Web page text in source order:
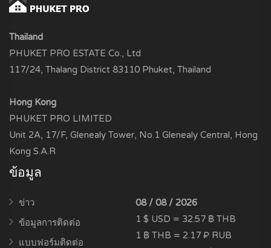
Thailand
PHUKET PRO ESTATE Co., Ltd
117/24, Thalang District 83110 Phuket, Thailand
Hong Kong
PHUKET PRO LIMITED
Unit 2A, 17/F, Glenealy Tower, No.1 Glenealy Central, Hong
Kong S.A.R
ข้อมูล
ข่าว
ข้อมูลการติดต่อ
แบบฟอร์มติดต่อ
08 / 08 / 2026
1 $ USD = 32.57 ฿ THB
1 ฿ THB = 2.17 ₽ RUB